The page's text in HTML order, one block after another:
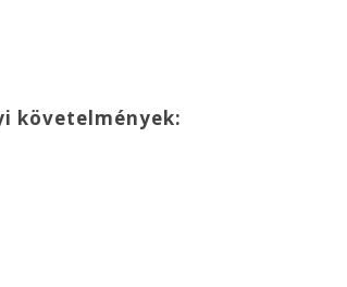
követelmények: